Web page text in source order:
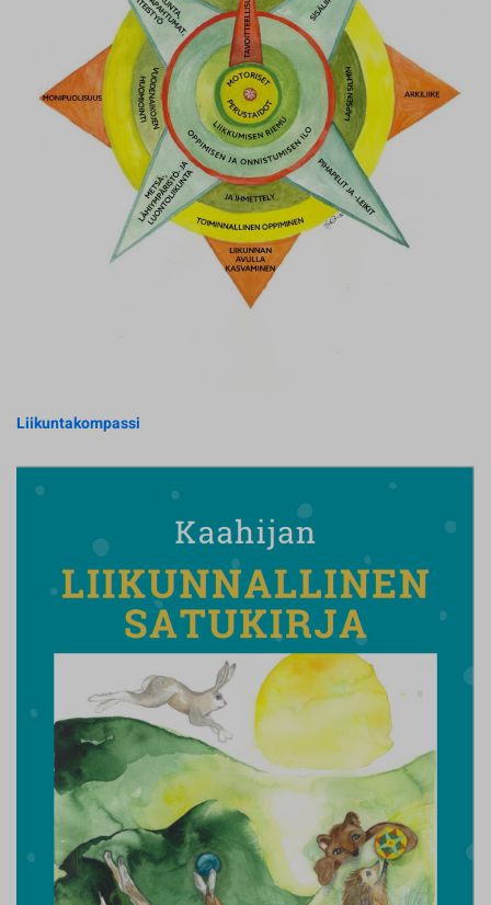
Liikuntakompassi